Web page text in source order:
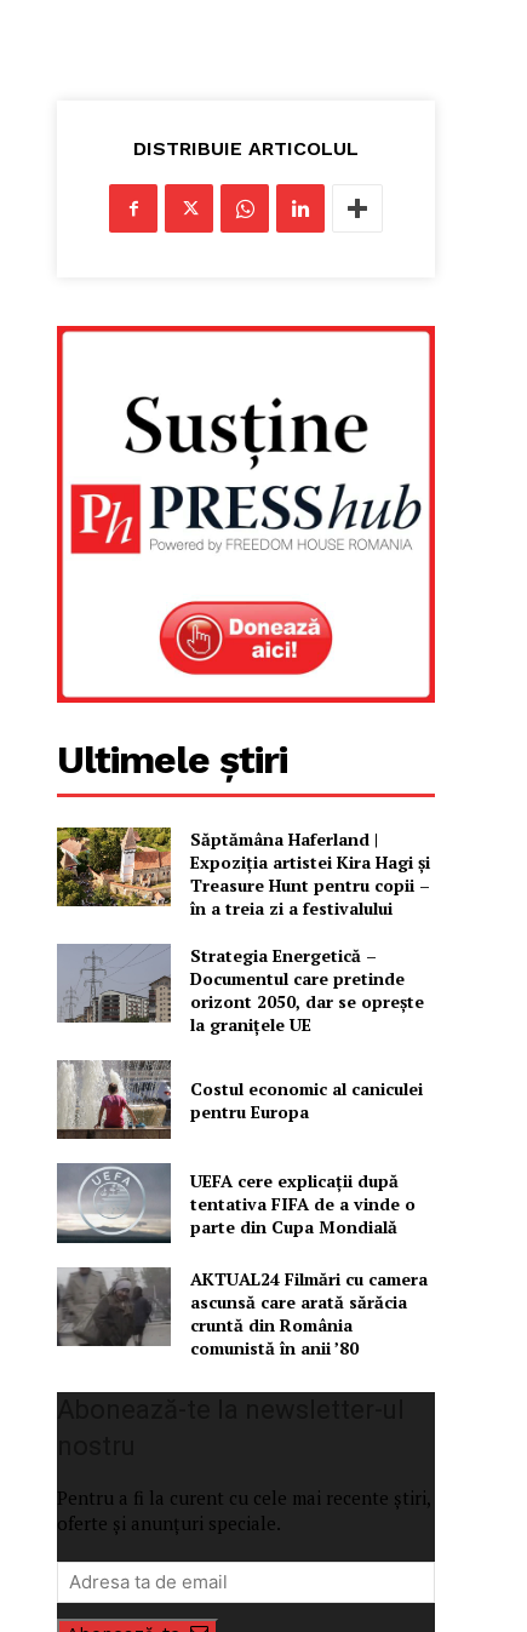
DISTRIBUIE ARTICOLUL
Ultimele știri
Săptămâna Haferland |
Expoziţia artistei Kira Hagi şi
Treasure Hunt pentru copii –
în a treia zi a festivalului
Strategia Energetică –
Documentul care pretinde
orizont 2050, dar se oprește
la granițele UE
Costul economic al caniculei
pentru Europa
UEFA cere explicații după
tentativa FIFA de a vinde o
parte din Cupa Mondială
AKTUAL24 Filmări cu camera
ascunsă care arată sărăcia
cruntă din România
comunistă în anii ’80
Pentru a fi la curent cu cele mai recente știri,
oferte și anunțuri speciale.